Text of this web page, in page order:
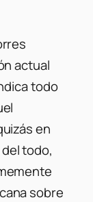
actual
todo
en
todo,
sobre